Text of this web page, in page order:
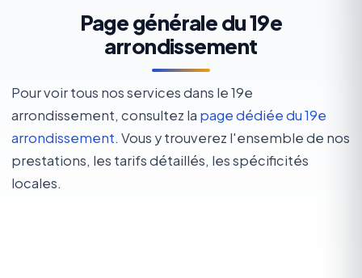
Page générale du 19e
arrondissement
Pour voir tous nos services dans le 19e
arrondissement, consultez la page dédiée du 19e
arrondissement. Vous y trouverez l'ensemble de nos
prestations, les tarifs détaillés, les spécificités
locales.